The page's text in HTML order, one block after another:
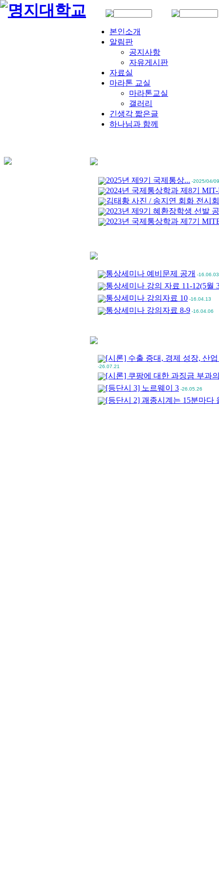
본인소개
알림판
공지사항
자유게시판
자료실
마라톤 교실
마라톤교실
갤러리
긴생각 짧은글
하나님과 함께
2025년 제9기 국제통상... -2025/04/09
2024년 국제통상학과 제8기
김태황 사진 / 송지연 회화 전시
2023년 제9기 혜환장학생 선발
2023년 국제통상학과 제7기
통상세미나 예비문제 공개 -16.06.03
통상세미나 강의 자료 11-12(5월
통상세미나 강의자료 10 -16.04.13
통상세미나 강의자료 8-9 -16.04.06
[시론] 수출 증대, 경제 성장, 산
-26.07.21
[시론] 쿠팡에 대한 과징금 부과
[등단시 3] 노르웨이 3 -26.05.26
[등단시 2] 괘종시계는 15분마다